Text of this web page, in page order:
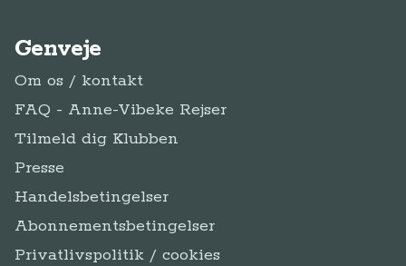
Genveje
Om os / kontakt
FAQ - Anne-Vibeke Rejser
Tilmeld dig Klubben
Presse
Handelsbetingelser
Abonnementsbetingelser
Privatlivspolitik / cookies